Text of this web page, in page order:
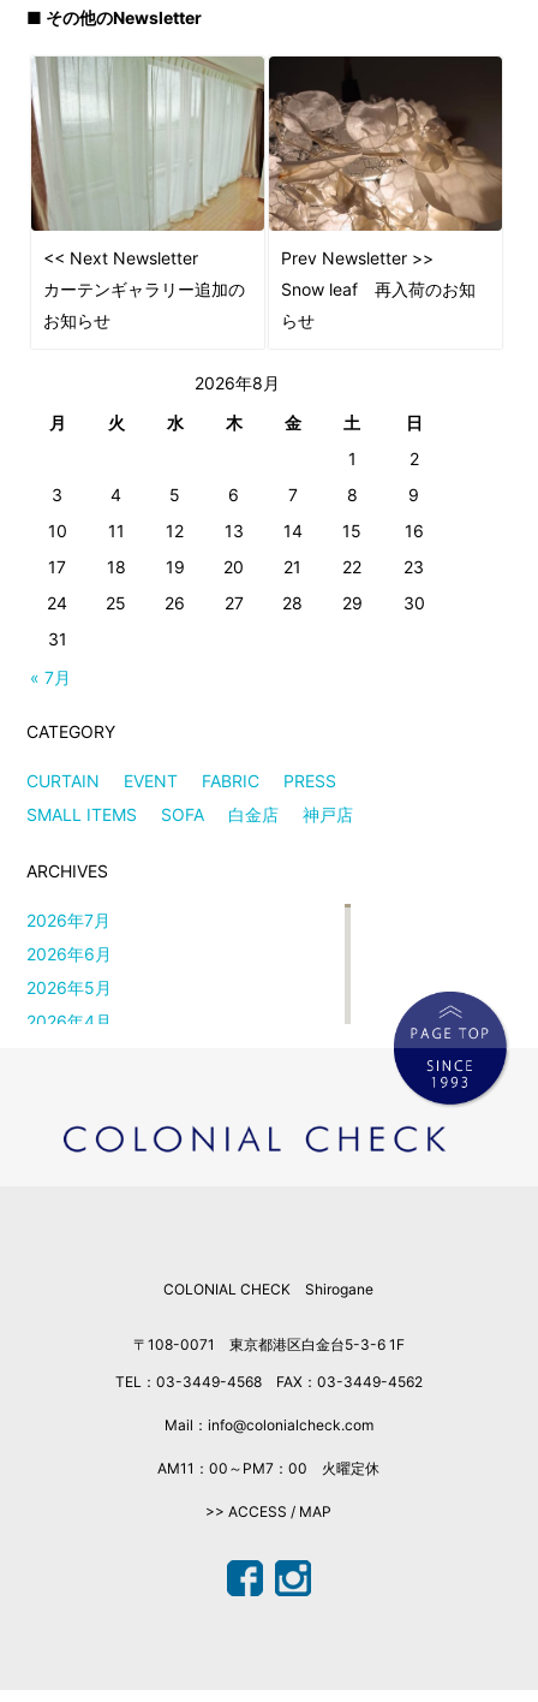
■ その他のNewsletter
<< Next Newsletter
カーテンギャラリー追加の
お知らせ
Prev Newsletter >>
Snow leaf 再入荷のお知
らせ
2026年8月
月
火 水 木 金 土 日
« 7月
1
2
3
4 5 6 7 8
9
10
11 12 13 14 15
16
17
18 19 20 21 22
23
24
25 26 27 28 29
30
31
CATEGORY
CURTAIN EVENT FABRIC
PRESS
SMALL ITEMS
SOFA 白金店 神戸店
ARCHIVES
2026年7月
2026年6月
2026年5月
2026年4月
2026年1月
2025年12月
COLONIAL CHECK Shirogane
〒108-0071 東京都港区白金台5-3-6 1F
TEL：03-3449-4568 FAX：03-3449-4562
Mail：info@colonialcheck.com
AM11：00～PM7：00 火曜定休
>> ACCESS / MAP